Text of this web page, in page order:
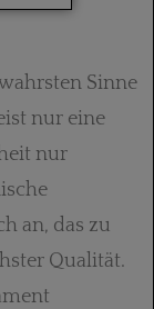
Sinne
nur eine
nur
an, das zu
Qualität.